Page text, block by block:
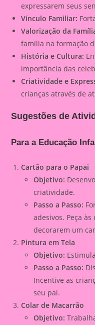
expressarem seus
Vínculo Familiar:
Valorização da
família na formação
História e Cultura:
importância das
Criatividade e
crianças através de
Sugestões de
Para a Educação
Cartão para o Papai
Objetivo:
criatividade.
Passo a Passo:
adesivos. Peça
decorarem um
Pintura em Tela
Objetivo:
Passo a Passo:
Incentive as
seu pai.
Colar de Macarrão
Objetivo: